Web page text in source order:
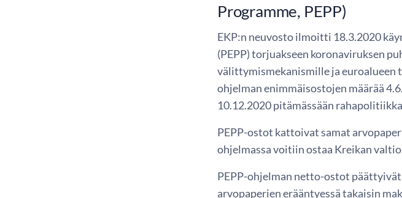
Programme, PEPP)
EKP:n neuvosto ilmoitti 18.3.2020
(PEPP) torjuakseen koronaviruksen
välittymismekanismille ja euroalueen
ohjelman enimmäisostojen määrää
10.12.2020 pitämässään
PEPP-ostot kattoivat samat
ohjelmassa voitiin ostaa Kreikan
PEPP-ohjelman netto-ostot
arvopaperien erääntyessä takaisin